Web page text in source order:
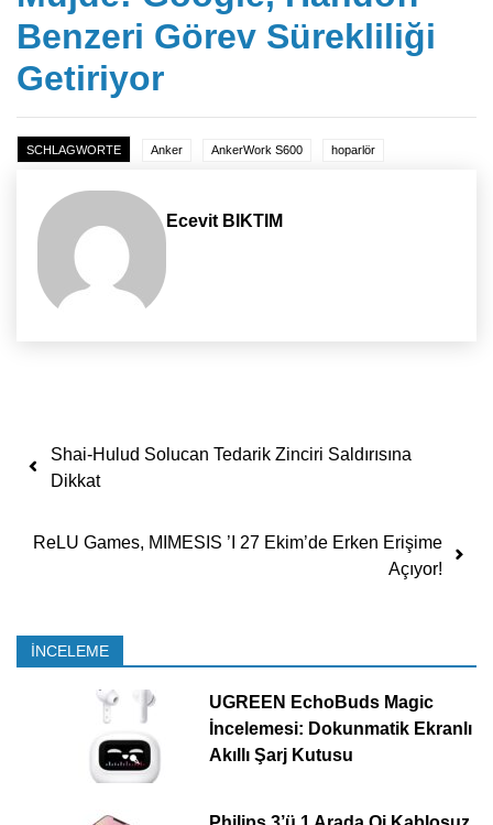
Benzeri Görev Sürekliliği
Getiriyor
SCHLAGWORTE Anker AnkerWork S600 hoparlör
Ecevit BIKTIM
Yazı dolaşımı
Shai-Hulud Solucan Tedarik Zinciri Saldırısına
Dikkat
ReLU Games, MIMESIS ’I 27 Ekim’de Erken Erişime
Açıyor!
İNCELEME
UGREEN EchoBuds Magic
İncelemesi: Dokunmatik Ekranlı
Akıllı Şarj Kutusu